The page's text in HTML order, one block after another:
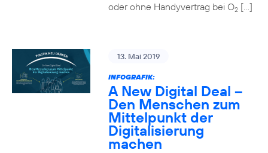
oder ohne Handyvertrag bei O2[…]
13. Mai 2019
INFOGRAFIK:
A New Digital Deal –
Den Menschen zum
Mittelpunkt der
Digitalisierung
machen